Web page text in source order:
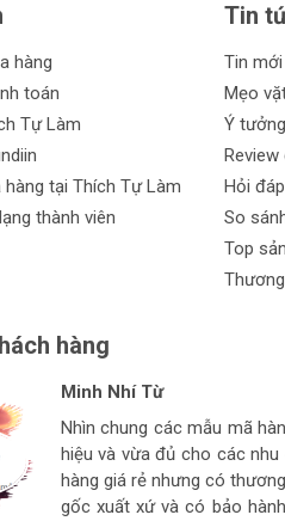
hàng
toán
Tự Làm
tại Thích Tự Làm
thành viên
Tin
Tin
Mẹo
Ý
Review
Hỏi đáp
So
Top
hàng
Đinh Xuân Phong
Hàng ở thích tự làm hàng
cho thợ thầy đi làm hằng
strore làm mộc >>>>>>>>
Minh Nhí Từ
Nhìn chung các mẫu mã
hiệu và vừa đủ cho các
hàng giá rẻ nhưng có
gốc xuất xứ và có bảo
Hiệu Nguyễn
Ngon bổ rẻ
tuan anh tran huynh
Giá mềm vừa túi tiền, số
hàng